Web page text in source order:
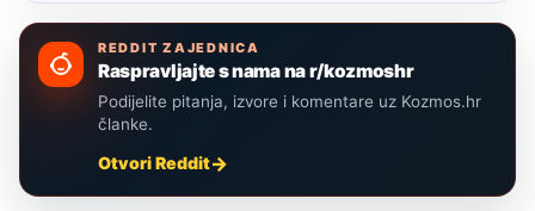
REDDIT ZAJEDNICA
Raspravljajte s nama na r/kozmoshr
Podijelite pitanja, izvore i komentare uz Kozmos.hr
članke.
Otvori Reddit